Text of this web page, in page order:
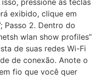
pressione as teclas
exibido, clique em
Passo 2. Dentro do
wlan show profiles”
de suas redes Wi-Fi
de conexão. Anote o
fio que você quer